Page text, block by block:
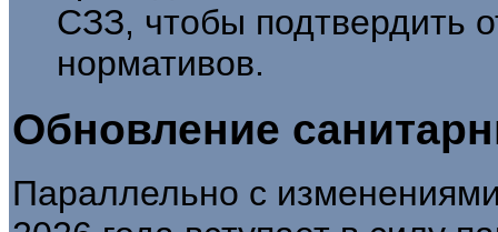
СЗЗ, чтобы подтвердить
нормативов.
Обновление
Параллельно с